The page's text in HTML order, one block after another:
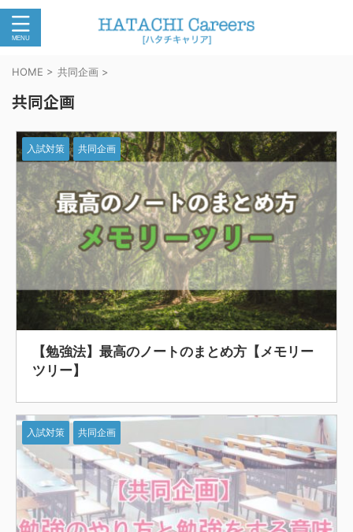
HOME > 共同企画 >
共同企画
入試対策 共同企画
【勉強法】最高のノートのまとめ方【メモリー
ツリー】
入試対策 共同企画